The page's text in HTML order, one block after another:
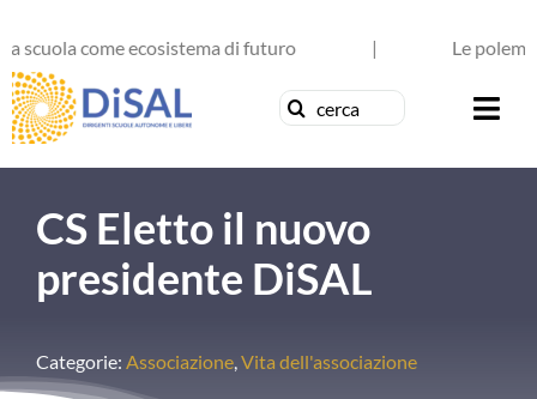
al
contenuto
come ecosistema di futuro Le
Cerca
CS Eletto il nuovo
presidente DiSAL
Categorie: Associazione,Vita dell'associazione